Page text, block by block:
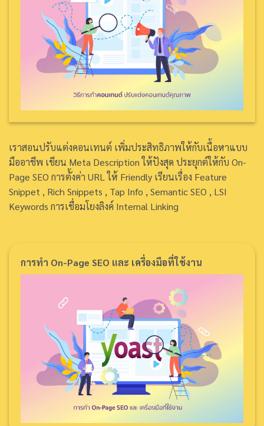
เราสอนปรับแต่งคอนเทนต์ เพิ่มประสิทธิภาพให้กับเนื้อหาแบบ
มืออาชีพ เขียน Meta Description ให้ปังสุด ประยุกต์ให้กับ On-
Page SEO การตั้งค่า URL ให้ Friendly เรียนเรื่อง Feature
Snippet , Rich Snippets , Tap Info , Semantic SEO , LSI
Keywords การเชื่อมโยงลิงค์ Internal Linking
การทำ On-Page SEO และ เครื่องมือที่ใช้งาน